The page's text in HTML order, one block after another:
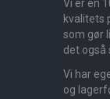
Vi er en
kvalitets
som gør
det også
Vi har
og